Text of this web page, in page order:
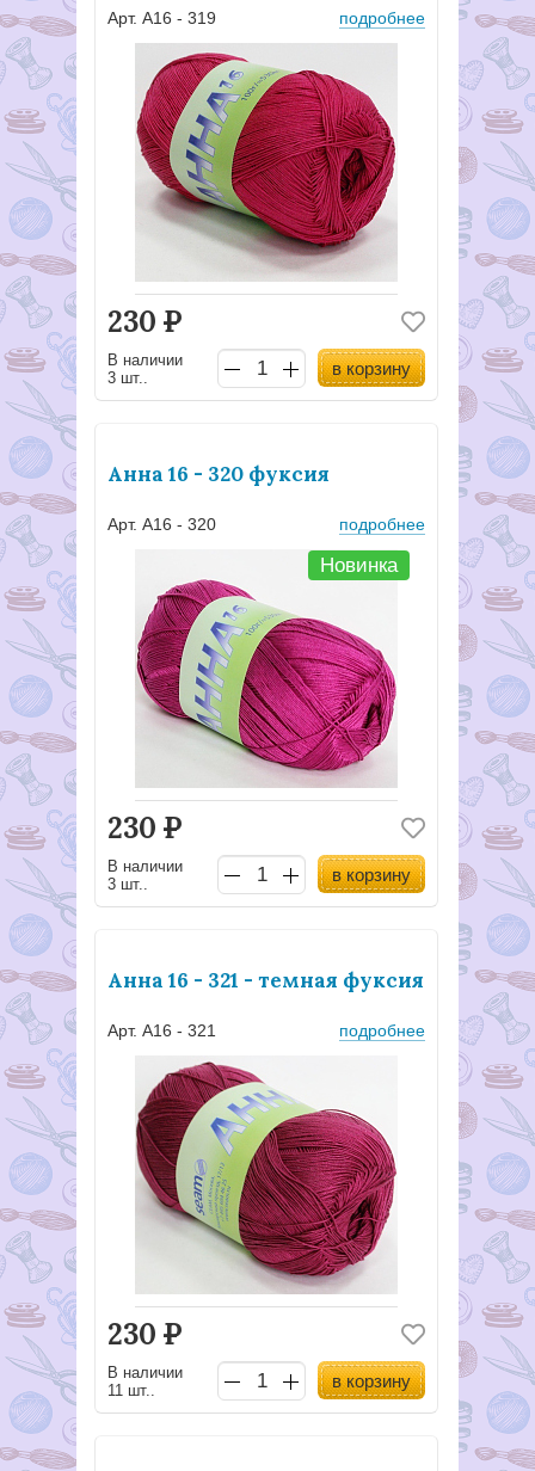
Арт. А16 - 319 подробнее
230 Р
В наличии
3 шт..
в корзину
Анна 16 - 320 фуксия
Арт. А16 - 320 подробнее
Новинка
230 Р
В наличии
3 шт..
в корзину
Анна 16 - 321 - темная фуксия
Арт. А16 - 321 подробнее
230 Р
В наличии
11 шт..
в корзину